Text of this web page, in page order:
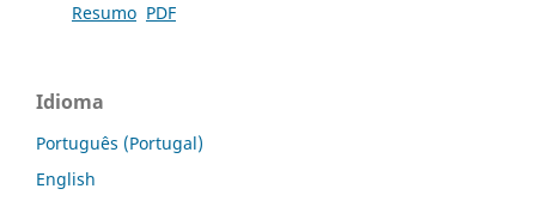
Resumo PDF
Idioma
Português (Portugal)
English